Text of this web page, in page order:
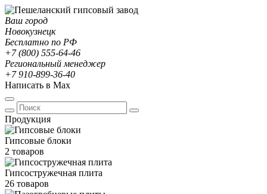
Ваш город
Новокузнецк
Бесплатно по РФ
+7 (800) 555-64-46
Региональный менеджер
+7 910-899-36-40
Написать в Max
Продукция
Гипсовые блоки
2 товаров
Гипсостружечная плита
26 товаров